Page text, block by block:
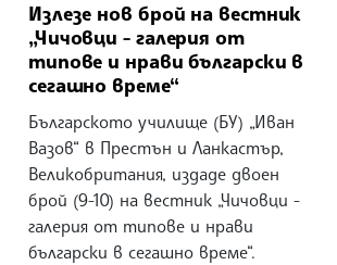
Излезе нов брой на вестник
„Чичовци - галерия от
типове и нрави български в
сегашно време“
Българското училище (БУ) „Иван
Вазов“ в Престън и Ланкастър,
Великобритания, издаде двоен
брой (9-10) на вестник „Чичовци -
галерия от типове и нрави
български в сегашно време“.